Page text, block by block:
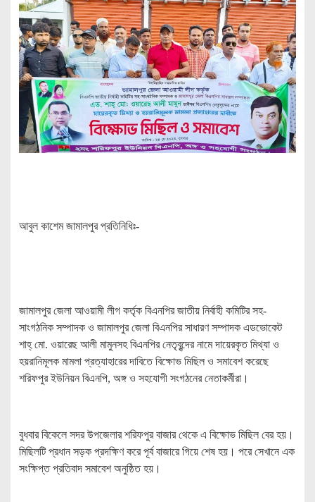
আবুল কাশেম জামালপুর প্রতিনিধিঃ-
জামালপুর জেলা আওয়ামী লীগ কর্তৃক বিএনপির জাতীয় নির্বাহী কমিটির সহ-
সাংগঠনিক সম্পাদক ও জামালপুর জেলা বিএনপির সাধারণ সম্পাদক এডভোকেট
শাহ্ মো. ওয়ারেছ আলী মামুনসহ বিএনপির নেতৃবৃন্দের নামে দায়েরকৃত মিথ্যা ও
হয়রানিমূলক মামলা প্রত্যাহারের দাবিতে বিক্ষোভ মিছিল ও সমাবেশ করেছে
শরিফপুর ইউনিয়ন বিএনপি, অঙ্গ ও সহযোগী সংগঠনের নেতাকর্মীরা।
বুধবার বিকেলে সদর উপজেলার শরিফপুর বাজার থেকে এ বিক্ষোভ মিছিল বের হয়।
মিছিলটি প্রধান সড়ক প্রদক্ষিণ করে পূর্ব বাজারে গিয়ে শেষ হয়। পরে সেখানে এক
সংক্ষিপ্ত প্রতিবাদ সমাবেশ অনুষ্ঠিত হয়।